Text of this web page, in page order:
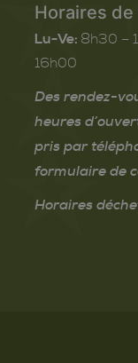
Horaires
Lu-Ve: 8h30 –
16h00
Des rendez-
heures
pris par
formulaire de
Horaires